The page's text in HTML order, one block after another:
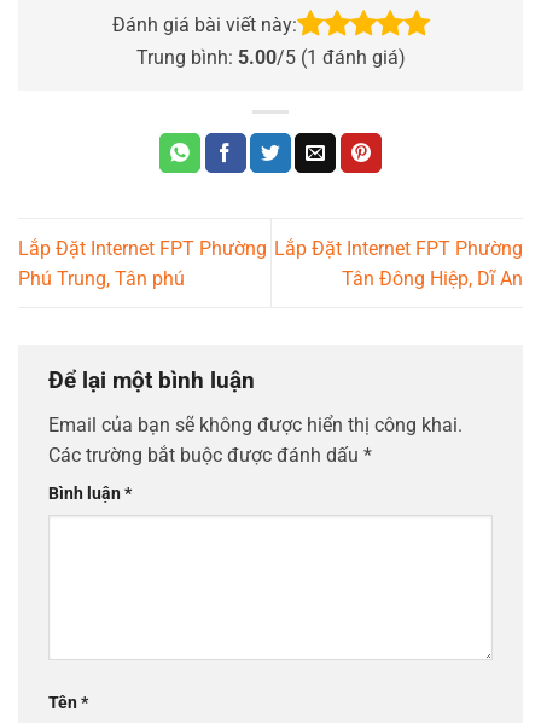
Đánh giá bài viết này:
Trung bình: 5.00/5 (1 đánh giá)
Lắp Đặt Internet FPT Phường
Phú Trung, Tân phú
Lắp Đặt Internet FPT Phường
Tân Đông Hiệp, Dĩ An
Để lại một bình luận
Email của bạn sẽ không được hiển thị công khai.
Các trường bắt buộc được đánh dấu *
Bình luận*
Tên*